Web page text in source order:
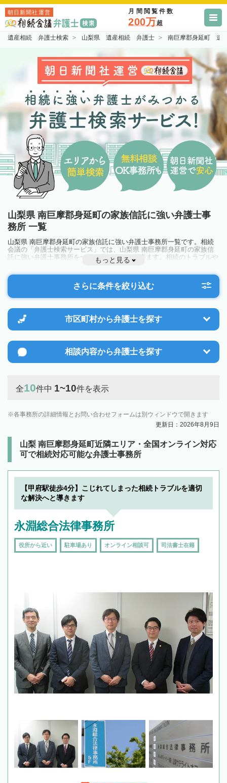
朝日新聞社運営 月間閲覧件数
200万超
遺産相続 弁護士検索 山梨県 遺産相続 弁護士 南巨摩郡身延町 遺
山梨県 南巨摩郡身延町の家族信託に強い弁護士事
務所 一覧
山梨県 南巨摩郡身延町の家族信託に強い弁護士事務所一覧です。相続
会議の「弁護士検索サービス」では、山梨県 南巨摩郡身延町の家族信
託に強い弁護士事務所を一覧で見ることが出来ます。相続のトラブルや
お悩みを抱えている方は一度近隣の弁護士に相談してみましょう。
もっと見る
さらに条件を絞り込む
市区町村から弁護士を探す
相談内容から弁護士を探す
全10件中 1~10件を表示
各事務所の詳細情報とお問い合わせフォームは別ウィンドウで開きます
更新日：2026年8月9日
山梨 南巨摩郡身延町近隣エリア・全国オンライン対応
可で相続対応可能な弁護士事務所
【甲府駅徒歩4分】こじれてしまった相続トラブルを適切
な解決へと導きます
永淵総合法律事務所
役所から近い 駐車場あり オンライン相談可 司法書士在籍